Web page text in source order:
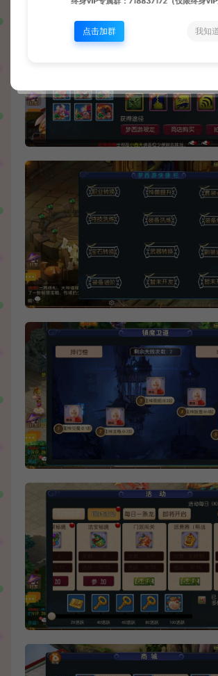
点击加群 我知